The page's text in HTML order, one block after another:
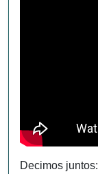
Decimos juntos: